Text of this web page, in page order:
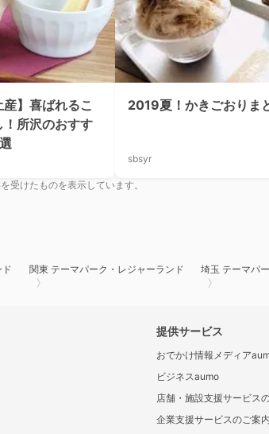
産】喜ばれるこ
！所沢のおすす
2019夏！かきごおりま
sbsyr
受けたものを表示しています。
関東 テーマパーク・レジャーランド 埼玉 テーマパ
提供サービス
おでかけ情報メディア
ビジネスaumo
店舗・施設支援サービス
企業支援サービスのご案内